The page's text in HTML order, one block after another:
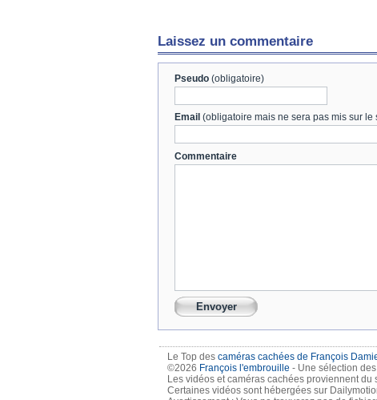
Laissez un commentaire
Pseudo (obligatoire)
Email (obligatoire mais ne sera pas mis sur le
Commentaire
Le Top des caméras cachées de François
©2026 François l'embrouille - Une sélection
Les vidéos et caméras cachées proviennent
Certaines vidéos sont hébergées sur